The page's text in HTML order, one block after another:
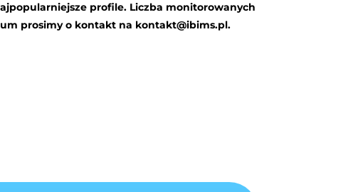
profile. Liczba monitorowanych
prosimy o kontakt na kontakt@ibims.pl.